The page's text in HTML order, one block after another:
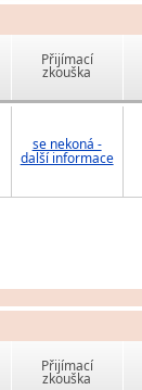
Přijímací
zkouška
se nekoná -
další informace
Přijímací
zkouška